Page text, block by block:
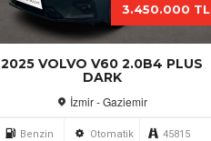
2025 VOLVO V60 2.0B4 PLUS
DARK
İzmir - Gaziemir
3.450.000 TL
Benzin Otomatik 45815